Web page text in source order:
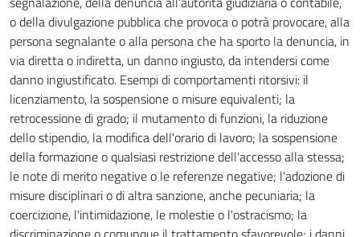
o della divulgazione pubblica che provoca o potrà provocare, alla
persona segnalante o alla persona che ha sporto la denuncia, in
via diretta o indiretta, un danno ingiusto, da intendersi come
danno ingiustificato. Esempi di comportamenti ritorsivi: il
licenziamento, la sospensione o misure equivalenti; la
retrocessione di grado; il mutamento di funzioni, la riduzione
dello stipendio, la modifica dell'orario di lavoro; la sospensione
della formazione o qualsiasi restrizione dell'accesso alla stessa;
le note di merito negative o le referenze negative; l'adozione di
misure disciplinari o di altra sanzione, anche pecuniaria; la
coercizione, l'intimidazione, le molestie o l'ostracismo; la